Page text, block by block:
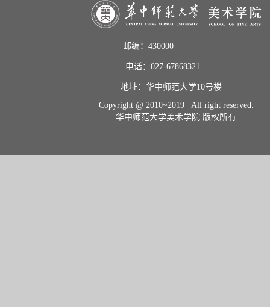
邮编：430000
电话：027-67868321
地址：华中师范大学10号楼
Copyright @ 2010~2019 All right reserved.
华中师范大学美术学院 版权所有